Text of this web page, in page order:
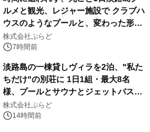
ルメと観光、レジャー施設で クラブハ
ウスのようなプールと、変わった形の
サウナも 「THE BOXY AWAJI」のお
得な素泊まり連泊プランで
株式会社ぷらど
7時間前
淡路島の一棟貸しヴィラを2泊、"私た
ちだけ"の別荘に 1日1組・最大8名
様、プールとサウナとジェットバス付
きで Villa Mon Temps AWAJIの連泊
素泊りプラン
株式会社ぷらど
14時間前